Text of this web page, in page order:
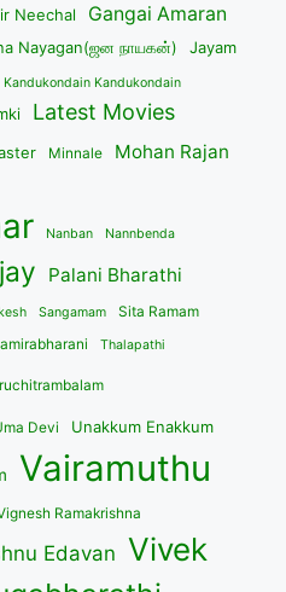
Neechal Gangai Amaran
Nayagan(ஜன நாயகன்) Jayam
Kandukondain Kandukondain
Latest Movies
Minnale Mohan Rajan
Nanban Nannbenda
Palani Bharathi
Sangamam
Sita Ramam
Thalapathi
Devi Unakkum Enakkum
Vairamuthu
Ramakrishna
Edavan Vivek